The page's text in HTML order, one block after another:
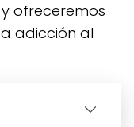
ofreceremos
adicción al